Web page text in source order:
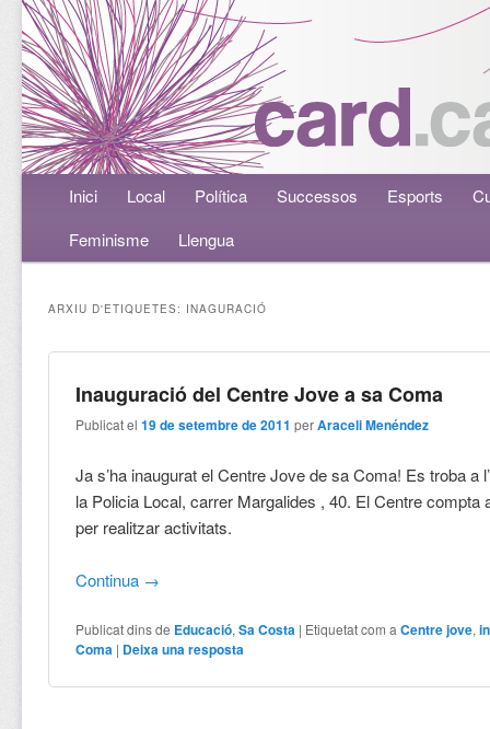
Menú principalAneu al contingut principal
Aneu al contingut secundari
Inici Local Política Successos Esports
Feminisme
Llengua
ARXIU D'ETIQUETES: INAGURACIÓ
Inauguració del Centre Jove a sa Coma
Publicat el19 de setembre de 2011 perAraceli Menéndez
Ja s’ha inaugurat el Centre Jove de sa Coma! Es troba a
la Policia Local, carrer Margalides , 40. El Centre compta
per realitzar activitats.
Continua →
Publicat dins de Educació,Sa Costa | Etiquetat com a Centre jove,
Coma | Deixa una resposta